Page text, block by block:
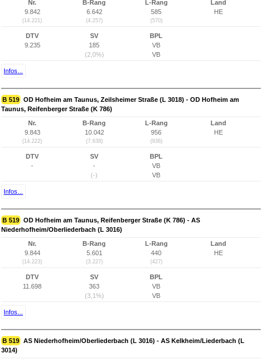
Nr.
9.842
(14.221)
B-Rang
6.642
(4.257)
L-Rang
585
(570)
Land
HE
DTV
9.235
SV
185
(2,0%)
BPL
VB
VB
Infos...
B 519 OD Hofheim am Taunus, Zeilsheimer Straße (L 3018) - OD Hofheim am
Taunus, Reifenberger Straße (K 786)
Nr.
9.843
(14.222)
B-Rang
10.042
(7.638)
L-Rang
956
(936)
Land
HE
DTV
-
SV
-
(-)
BPL
VB
VB
Infos...
B 519 OD Hofheim am Taunus, Reifenberger Straße (K 786) - AS
Niederhofheim/Oberliederbach (L 3016)
Nr.
9.844
(14.223)
B-Rang
5.601
(3.227)
L-Rang
440
(427)
Land
HE
DTV
11.698
SV
363
(3,1%)
BPL
VB
VB
Infos...
B 519 AS Niederhofheim/Oberliederbach (L 3016) - AS Kelkheim/Liederbach (L
3014)